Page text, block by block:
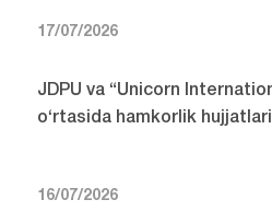
17/07/2026
JDPU va “Unicorn
o‘rtasida hamkorlik hujjatlari
16/07/2026